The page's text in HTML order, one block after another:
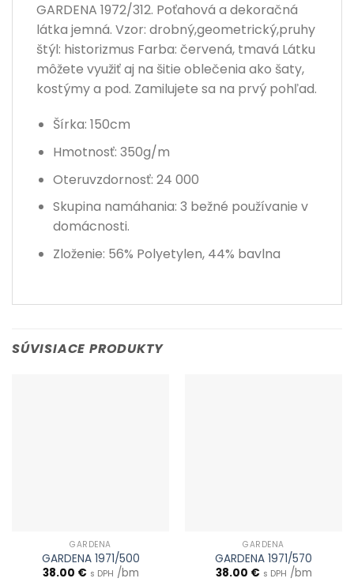
GARDENA 1972/312. Poťahová a dekoračná
látka jemná. Vzor: drobný,geometrický,pruhy
štýl: historizmus Farba: červená, tmavá Látku
môžete využiť aj na šitie oblečenia ako šaty,
kostýmy a pod. Zamilujete sa na prvý pohľad.
Šírka: 150cm
Hmotnosť: 350g/m
Oteruvzdornosť: 24 000
Skupina namáhania: 3 bežné používanie v
domácnosti.
Zloženie: 56% Polyetylen, 44% bavlna
SÚVISIACE PRODUKTY
GARDENA
GARDENA 1971/500
38.00 € s DPH /bm
GARDENA
GARDENA 1971/570
38.00 € s DPH /bm